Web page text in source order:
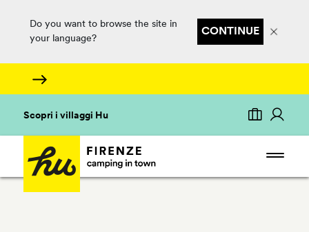
Do you want to browse the site in
your language?
CONTINUE
Scopri i villaggi Hu